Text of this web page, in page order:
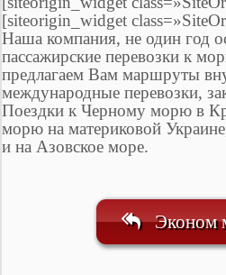
[siteorigin_widget
Наша компания, не один год
пассажирские перевозки к
предлагаем Вам маршруты
международные перевозки,
Поездки к Черному морю в
морю на материковой
и на Азовское море.
Эконом